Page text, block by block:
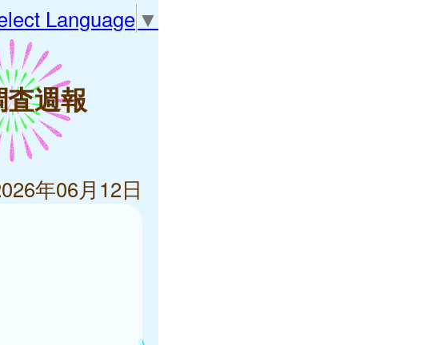
Language ▼
週報
年06月12日